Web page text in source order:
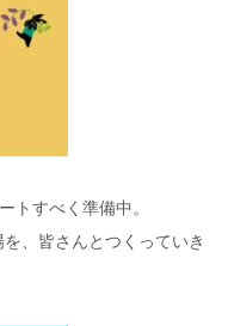
トすべく準備中。
を、皆さんとつくっていき